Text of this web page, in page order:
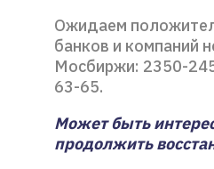
Ожидаем
банков и компаний
Мосбиржи: 2350-
63-65.
Может быть
продолжить